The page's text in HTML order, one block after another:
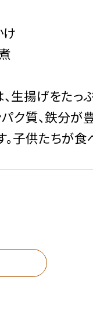
け
生揚げをたっ
ク質、鉄分が
。子供たちが